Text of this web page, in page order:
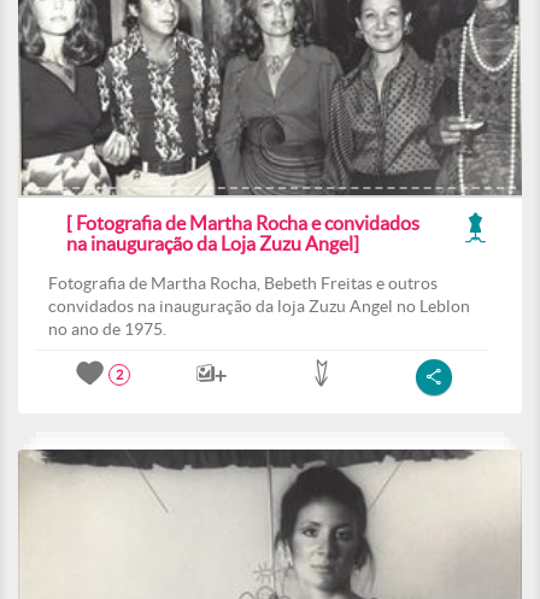
[ Fotografia de Martha Rocha e convidados
na inauguração da Loja Zuzu Angel]
Fotografia de Martha Rocha, Bebeth Freitas e outros
convidados na inauguração da loja Zuzu Angel no Leblon
no ano de 1975.
2